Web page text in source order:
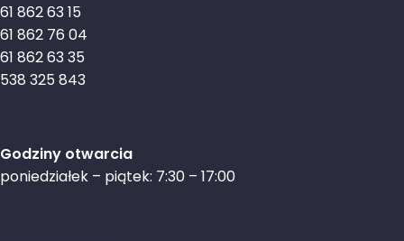
61 862 63 15
61 862 76 04
61 862 63 35
538 325 843
Godziny otwarcia
poniedziałek – piątek: 7:30 – 17:00